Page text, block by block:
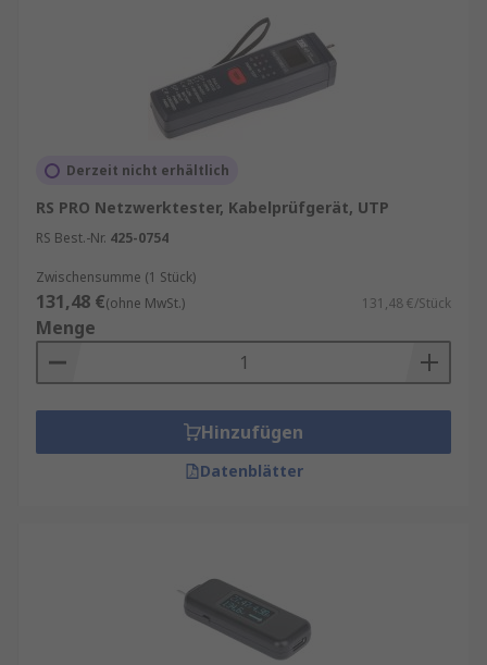
Derzeit nicht erhältlich
RS PRO Netzwerktester, Kabelprüfgerät, UTP
RS Best.-Nr. 425-0754
Zwischensumme (1 Stück)
131,48 €(ohne MwSt.) 131,48 €/Stück
Menge
Hinzufügen
Datenblätter